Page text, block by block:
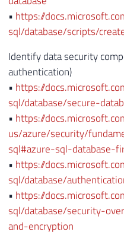
• https://
sql/database/scripts/
Identify data security
authentication)
• https://
sql/database/secure-
• https://
us/azure/security/
sql#azure-sql-database-
• https://
sql/database/
• https://
sql/database/security-
and-encryption